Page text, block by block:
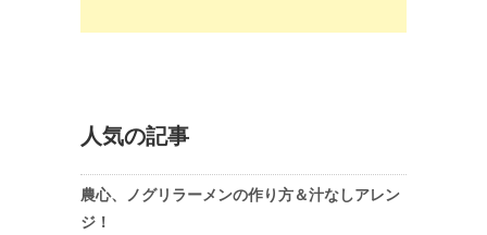
人気の記事
農心、ノグリラーメンの作り方＆汁なしアレン
ジ！